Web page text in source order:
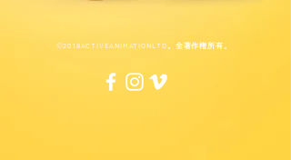
©2018ACTIVEANIMATIONLTD。全著作権所有。